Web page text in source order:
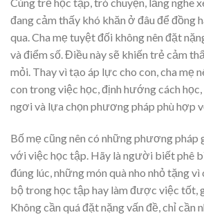
Cùng trẻ học tập, trò chuyện, lắng nghe
đang cảm thấy khó khăn ở đâu để đồng
qua. Cha mẹ tuyệt đối không nên đặt
và điểm số. Điều này sẽ khiến trẻ cảm
mỏi. Thay vì tạo áp lực cho con, cha mẹ
con trong việc học, định hướng cách
ngơi và lựa chọn phương pháp phù hợp
Bố mẹ cũng nên có những phương pháp
với việc học tập. Hãy là người biết phê
đúng lúc, những món quà nho nhỏ tặng
bộ trong học tập hay làm được việc tốt,
Không cần quá đặt nặng vấn đề, chỉ cần